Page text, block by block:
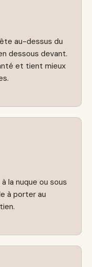
au-dessus du
dessous devant.
et tient mieux
la nuque ou sous
à porter au